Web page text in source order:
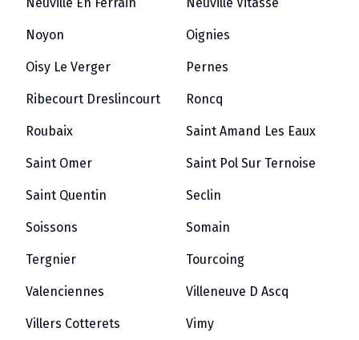
Noyon Oignies
Oisy Le Verger Pernes
Ribecourt Dreslincourt Roncq
Roubaix Saint Amand Les Eaux
Saint Omer Saint Pol Sur Ternoise
Saint Quentin Seclin
Soissons Somain
Tergnier Tourcoing
Valenciennes Villeneuve D Ascq
Villers Cotterets Vimy